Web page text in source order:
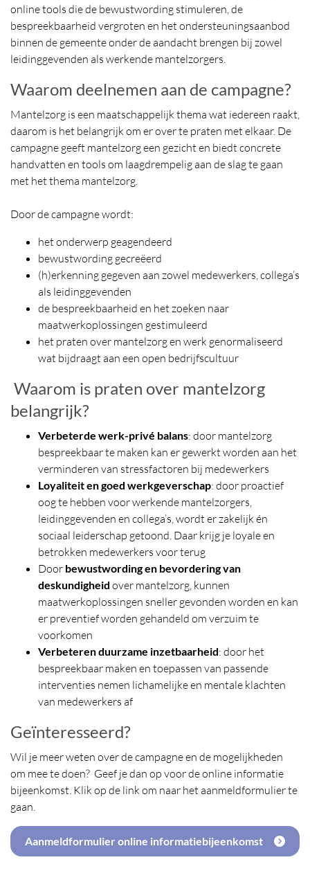
online tools die de bewustwording stimuleren, de
bespreekbaarheid vergroten en het ondersteuningsaanbod
binnen de gemeente onder de aandacht brengen bij zowel
leidinggevenden als werkende mantelzorgers.
Waarom deelnemen aan de campagne?
Mantelzorg is een maatschappelijk thema wat iedereen raakt,
daarom is het belangrijk om er over te praten met elkaar. De
campagne geeft mantelzorg een gezicht en biedt concrete
handvatten en tools om laagdrempelig aan de slag te gaan
met het thema mantelzorg.
Door de campagne wordt:
het onderwerp geagendeerd
bewustwording gecreëerd
(h)erkenning gegeven aan zowel medewerkers, collega’s
als leidinggevenden
de bespreekbaarheid en het zoeken naar
maatwerkoplossingen gestimuleerd
het praten over mantelzorg en werk genormaliseerd
wat bijdraagt aan een open bedrijfscultuur
Waarom is praten over mantelzorg
belangrijk?
Verbeterde werk-privé balans: door mantelzorg
bespreekbaar te maken kan er gewerkt worden aan het
verminderen van stressfactoren bij medewerkers
Loyaliteit en goed werkgeverschap: door proactief
oog te hebben voor werkende mantelzorgers,
leidinggevenden en collega’s, wordt er zakelijk én
sociaal leiderschap getoond. Daar krijg je loyale en
betrokken medewerkers voor terug
Door bewustwording en bevordering van
deskundigheid over mantelzorg, kunnen
maatwerkoplossingen sneller gevonden worden en kan
er preventief worden gehandeld om verzuim te
voorkomen
Verbeteren duurzame inzetbaarheid: door het
bespreekbaar maken en toepassen van passende
interventies nemen lichamelijke en mentale klachten
van medewerkers af
Geïnteresseerd?
Wil je meer weten over de campagne en de mogelijkheden
om mee te doen? Geef je dan op voor de online informatie
bijeenkomst. Klik op de link om naar het aanmeldformulier te
gaan.
Aanmeldformulier online informatiebijeenkomst